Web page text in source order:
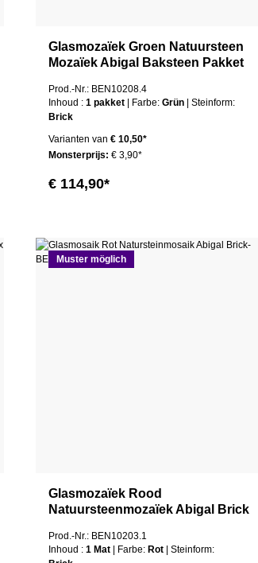
Glasmozaïek Groen Natuursteen
Mozaïek Abigal Baksteen Pakket
Prod.-Nr.: BEN10208.4
Inhoud : 1 pakket | Farbe: Grün
| Steinform:
Brick
Varianten van € 10,50*
Monsterprijs: € 3,90*
€ 114,90*
Muster möglich
Glasmozaïek Rood
Natuursteenmozaïek Abigal Brick
Prod.-Nr.: BEN10203.1
Inhoud : 1 Mat | Farbe: Rot
| Steinform: